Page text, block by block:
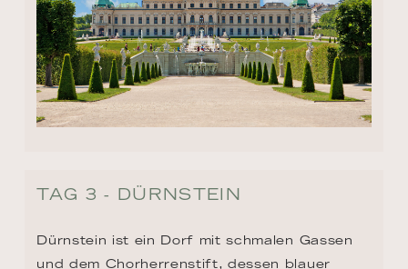
TAG 3 - DÜRNSTEIN
Dürnstein ist ein Dorf mit schmalen Gassen
und dem Chorherrenstift, dessen blauer